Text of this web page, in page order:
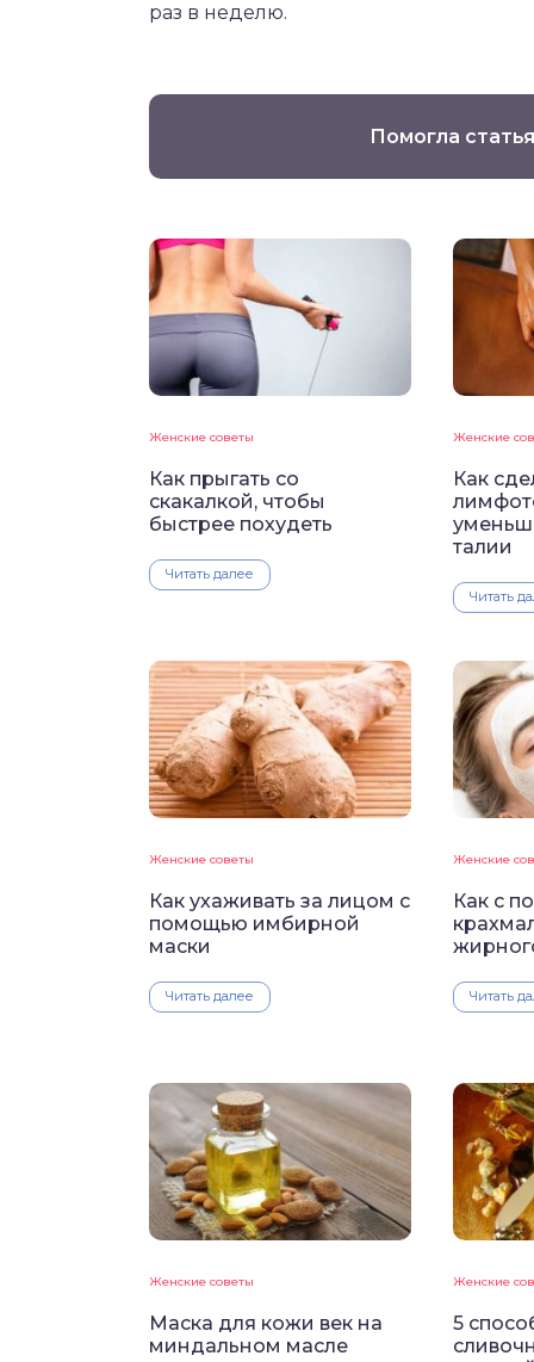
раз в неделю.
Помогла
Женские советы
Как прыгать со
скакалкой, чтобы
быстрее похудеть
Читать далее
Женские
Как
талии
Читать
Женские советы
Как ухаживать за лицом с
помощью имбирной
маски
Читать далее
Женские
Как с
Читать
Женские советы
Маска для кожи век на
миндальном масле
Женские
5